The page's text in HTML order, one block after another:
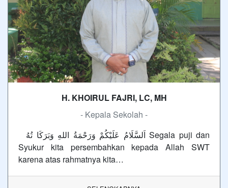
H. KHOIRUL FAJRI, LC, MH
- Kepala Sekolah -
Syukur kita persembahkan kepada Allah SWT
karena atas rahmatnya kita…